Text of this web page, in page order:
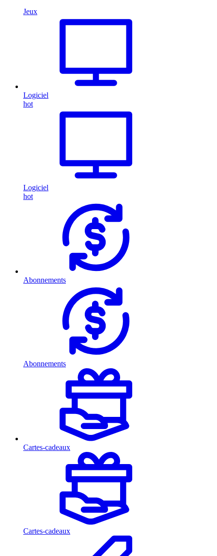
Jeux
Logiciel
hot
Logiciel
hot
Abonnements
Abonnements
Cartes-cadeaux
Cartes-cadeaux